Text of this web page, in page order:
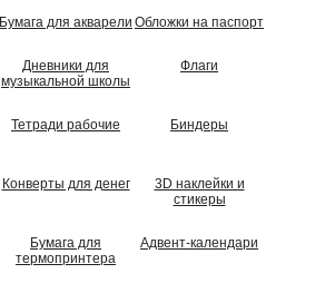
Бумага для акварели Обложки на паспорт
Дневники для
музыкальной школы
Флаги
Тетради рабочие Биндеры
Конверты для денег
3D наклейки и
стикеры
Бумага для
термопринтера
Адвент-календари